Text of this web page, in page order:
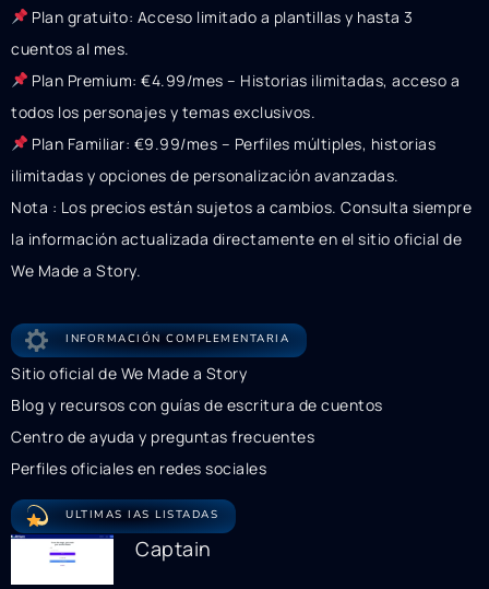
Plan gratuito: Acceso limitado a plantillas y hasta 3
cuentos al mes.
Plan Premium: €4.99/mes – Historias ilimitadas, acceso a
todos los personajes y temas exclusivos.
Plan Familiar: €9.99/mes – Perfiles múltiples, historias
ilimitadas y opciones de personalización avanzadas.
Nota : Los precios están sujetos a cambios. Consulta siempre
la información actualizada directamente en el sitio oficial de
We Made a Story.
INFORMACIÓN COMPLEMENTARIA
Sitio oficial de We Made a Story
Blog y recursos con guías de escritura de cuentos
Centro de ayuda y preguntas frecuentes
Perfiles oficiales en redes sociales
ULTIMAS IAS LISTADAS
Captain